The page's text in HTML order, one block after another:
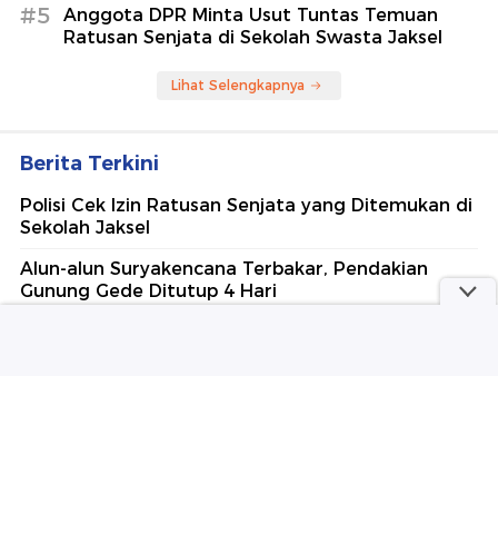
#5
Anggota DPR Minta Usut Tuntas Temuan
Ratusan Senjata di Sekolah Swasta Jaksel
Lihat Selengkapnya
Berita Terkini
Polisi Cek Izin Ratusan Senjata yang Ditemukan di
Sekolah Jaksel
Alun-alun Suryakencana Terbakar, Pendakian
Gunung Gede Ditutup 4 Hari